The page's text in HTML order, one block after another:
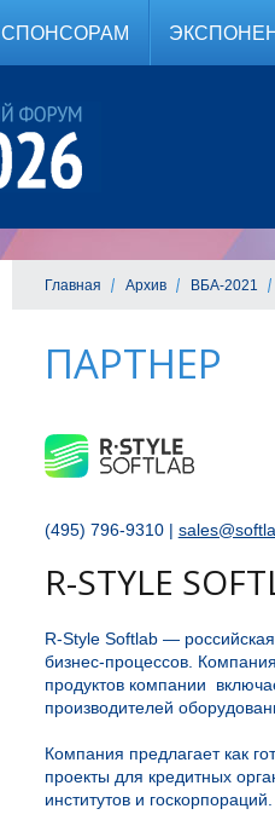
СПОНСОРАМ
Главная Архив ВБА-2021
ПАРТНЕР
(495) 796-9310 |
R-STYLE
R-Style Softlab —
бизнес-процессов.
продуктов компании
производителей
Компания предлагает как
проекты для кредитных
институтов и госкорпораций.